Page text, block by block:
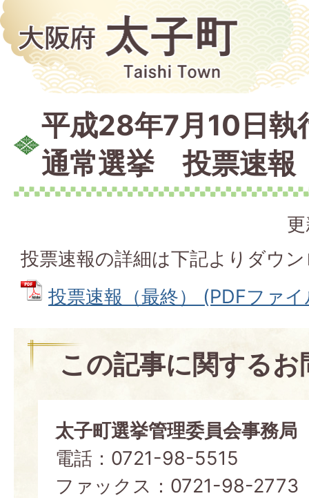
平成28年7月10日
通常選挙 投票速報
投票速報の詳細は下記よりダウ
投票速報（最終） (PDFファ
この記事に関する
太子町選挙管理委員会事務局
電話：0721-98-5515
ファックス：0721-98-2773